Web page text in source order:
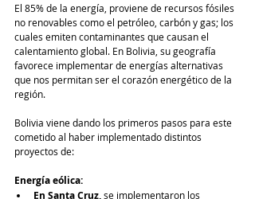
El 85% de la energía, proviene de recursos fósiles
no renovables como el petróleo, carbón y gas; los
cuales emiten contaminantes que causan el
calentamiento global. En Bolivia, su geografía
favorece implementar de energías alternativas
que nos permitan ser el corazón energético de la
región.
Bolivia viene dando los primeros pasos para este
cometido al haber implementado distintos
proyectos de:
Energía eólica:
En Santa Cruz, se implementaron los